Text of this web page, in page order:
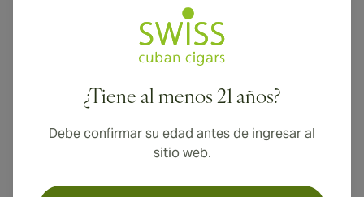
¿Tiene al menos 21 años?
Debe confirmar su edad antes de ingresar al
sitio web.